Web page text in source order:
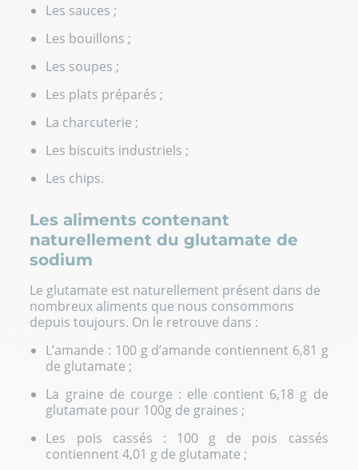
Les sauces ;
Les bouillons ;
Les soupes ;
Les plats préparés ;
La charcuterie ;
Les biscuits industriels ;
Les chips.
Les aliments contenant
naturellement du glutamate de
sodium
Le glutamate est naturellement présent dans de
nombreux aliments que nous consommons
depuis toujours. On le retrouve dans :
L’amande : 100 g d’amande contiennent 6,81 g
de glutamate ;
La graine de courge : elle contient 6,18 g de
glutamate pour 100g de graines ;
Les pois cassés : 100 g de pois cassés
contiennent 4,01 g de glutamate ;